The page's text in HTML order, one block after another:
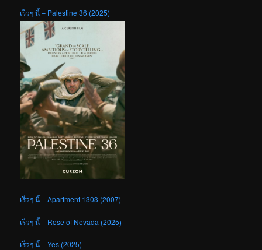
เร็วๆ นี้ – Palestine 36 (2025)
เร็วๆ นี้ – Apartment 1303 (2007)
เร็วๆ นี้ – Rose of Nevada (2025)
เร็วๆ นี้ – Yes (2025)